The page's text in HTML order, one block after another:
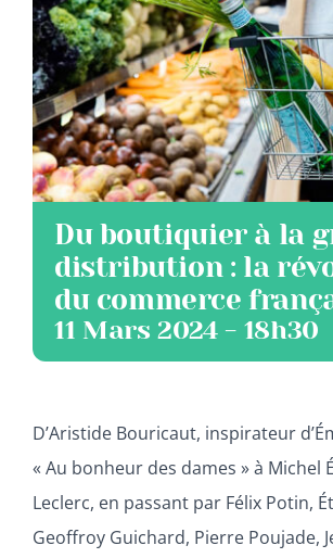
Du boutiquier à la
distribution : la
du commerce
11 Mars 2024 - 18h30
D’Aristide Bouricaut, inspirateur
« Au bonheur des dames » à Michel
Leclerc, en passant par Félix Potin,
Geoffroy Guichard, Pierre Poujade,